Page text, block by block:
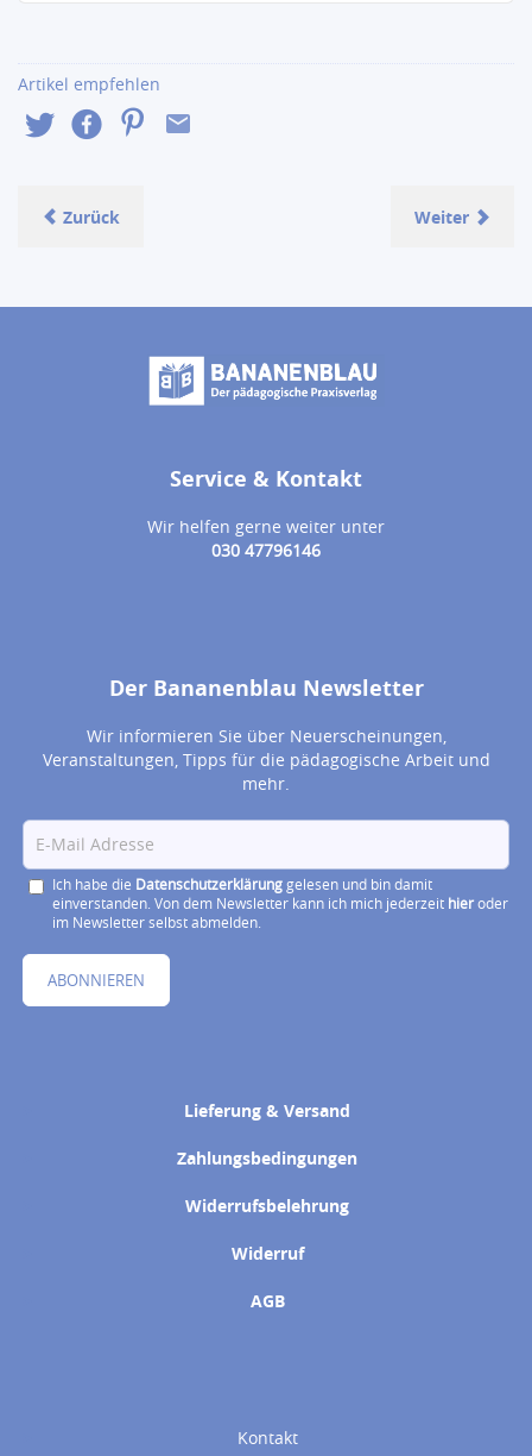
Artikel empfehlen
Zurück Weiter
Service & Kontakt
Wir helfen gerne weiter unter
030 47796146
Der Bananenblau Newsletter
Wir informieren Sie über Neuerscheinungen,
Veranstaltungen, Tipps für die pädagogische Arbeit und
mehr.
Ich habe die Datenschutzerklärunggelesen und bin damit
einverstanden. Von dem Newsletter kann ich mich jederzeit hieroder
im Newsletter selbst abmelden.
ABONNIEREN
Lieferung & Versand
Zahlungsbedingungen
Widerrufsbelehrung
Widerruf
AGB
Kontakt